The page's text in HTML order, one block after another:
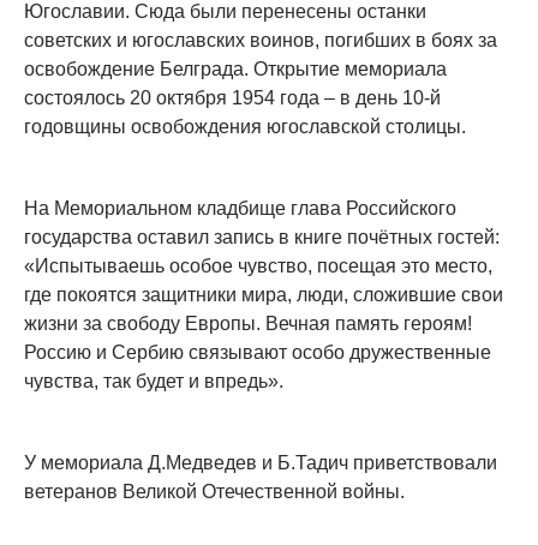
Югославии. Сюда были перенесены останки
советских и югославских воинов, погибших в боях за
освобождение Белграда. Открытие мемориала
состоялось 20 октября 1954 года – в день 10-й
годовщины освобождения югославской столицы.
На Мемориальном кладбище глава Российского
государства оставил запись в книге почётных гостей:
«Испытываешь особое чувство, посещая это место,
где покоятся защитники мира, люди, сложившие свои
жизни за свободу Европы. Вечная память героям!
Россию и Сербию связывают особо дружественные
чувства, так будет и впредь».
У мемориала Д.Медведев и Б.Тадич приветствовали
ветеранов Великой Отечественной войны.